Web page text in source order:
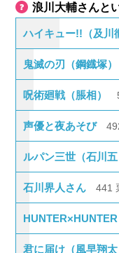
浪川大輔さんと
ハイキュー!!（及川
鬼滅の刃（鋼鐡塚）
呪術廻戦（脹相）
声優と夜あそび
ルパン三世（石川五
石川界人さん 441
HUNTER×HUNTER
君に届け（風早翔太